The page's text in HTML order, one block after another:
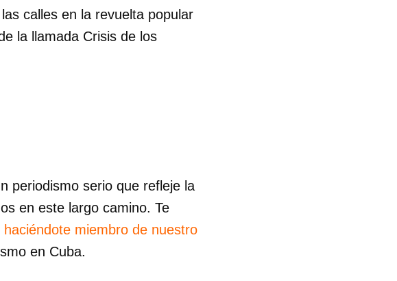
calles en la revuelta popular
la llamada Crisis de los
periodismo serio que refleje la
en este largo camino. Te
haciéndote miembro de nuestro
en Cuba.